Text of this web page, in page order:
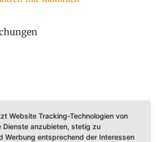
Website Tracking-Technologien von
Dienste anzubieten, stetig zu
Werbung entsprechend der Interessen